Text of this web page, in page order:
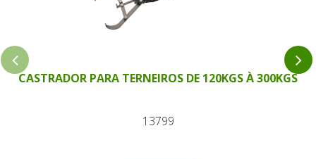
CASTRADOR PARA TERNEIROS DE 120KGS À 300KGS
13799